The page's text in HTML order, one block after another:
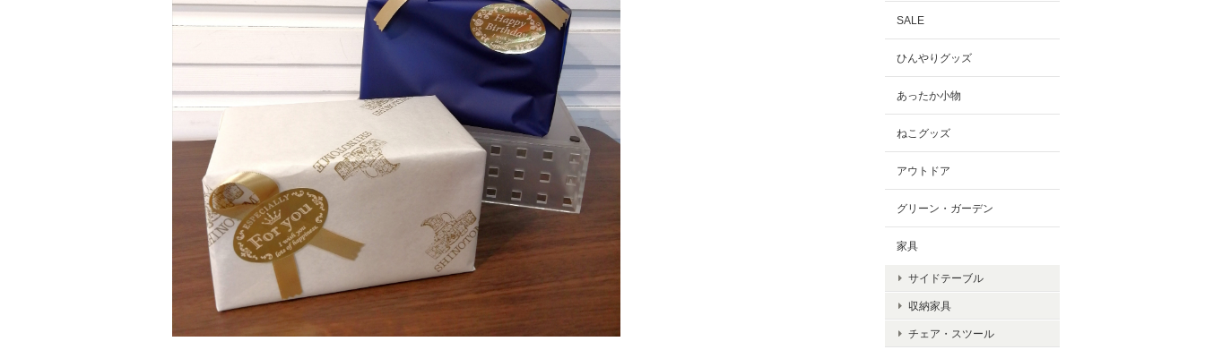
SALE
ひんやりグッズ
あったか小物
ねこグッズ
アウトドア
グリーン・ガーデン
家具
サイドテーブル
収納家具
チェア・スツール